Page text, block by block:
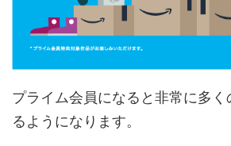
プライム会員になると非常に多く
るようになります。